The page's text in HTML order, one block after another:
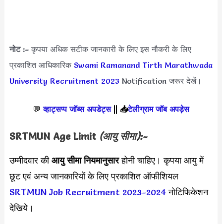
नोट :-कृपया अधिक सटीक जानकारी के लिए इस नौकरी के लिए
प्रकाशित आधिकारिक Swami Ramanand Tirth Marathwada
University Recruitment 2023 Notification जरूर देखें।
💬 व्हाट्सप्प जॉब्स अपडेट्स|| 📥टेलीग्राम जॉब अपड़ेस
SRTMUN Age Limit (आयु सीमा):-
उम्मीदवार कीआयु सीमा नियमानुसारहोनी चाहिए। कृपया आयु में
छूट एवं अन्य जानकारियों के लिए प्रकाशित ऑफीशियल
SRTMUN Job Recruitment 2023-2024 नोटिफिकेशन
देखिये।